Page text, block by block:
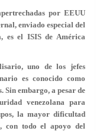
por EEUU
enviado especial del
es el ISIS de América
uno de los jefes
es conocido como
Sin embargo, a pesar de
venezolana para
la mayor dificultad
con todo el apoyo del